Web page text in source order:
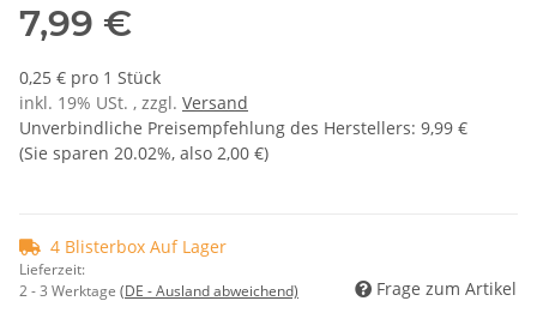
7,99 €
0,25 € pro 1 Stück
inkl. 19% USt. , zzgl. Versand
Unverbindliche Preisempfehlung des Herstellers: 9,99 €
(Sie sparen 20.02%, also 2,00 €)
4 Blisterbox Auf Lager
Lieferzeit:
2 - 3 Werktage (DE - Ausland abweichend) Frage zum Artikel